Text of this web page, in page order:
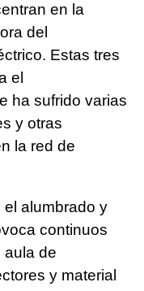
en la
del
Estas tres
el
ha sufrido varias
y otras
la red de
alumbrado y
continuos
aula de
y material